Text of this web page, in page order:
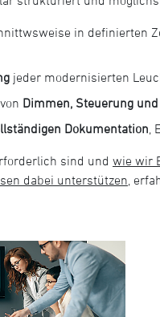
in definierten
jeder modernisierten
Dimmen, Steuerung
Dokumentation
sind und wie wir
dabei unterstützen ,